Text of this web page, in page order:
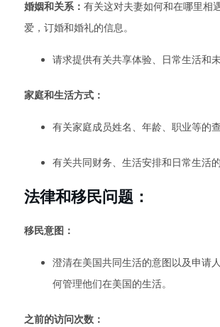
婚姻和关系： 有关这对夫妻如何和在哪里相
爱，订婚和婚礼的信息。
请求提供有关共享体验、日常生活和
家庭和生活方式：
有关家庭成员姓名、年龄、职业等的查
有关共同财务、生活安排和日常生活的
法律和移民问题：
移民意图：
澄清在美国共同生活的意图以及申请
何管理他们在美国的生活。
之前的访问次数：